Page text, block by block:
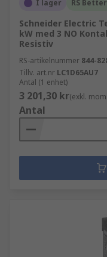
I lager RS
Schneider Electric
kW med 3 NO
Resistiv
RS-artikelnummer 844-
Tillv. art.nr LC1D65AU7
Antal (1 enhet)
3 201,30 kr(exkl.
Antal